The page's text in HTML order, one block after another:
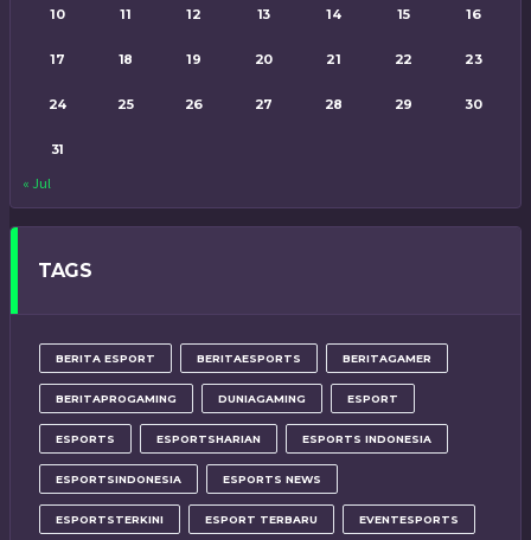
10 11 12 13 14 15 16
17 18 19 20 21 22 23
24 25 26 27 28 29 30
31
« Jul
TAGS
BERITA ESPORT BERITAESPORTS BERITAGAMER
BERITAPROGAMING DUNIAGAMING ESPORT
ESPORTS ESPORTSHARIAN ESPORTS INDONESIA
ESPORTSINDONESIA ESPORTS NEWS
ESPORTSTERKINI ESPORT TERBARU EVENTESPORTS